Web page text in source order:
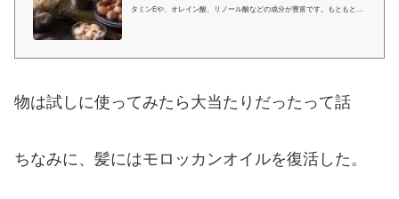
タミンEや、オレイン酸、リノール酸などの成分が豊富です。もともと欧
物は試しに使ってみたら大当たりだったって話
ちなみに、髪にはモロッカンオイルを復活した。